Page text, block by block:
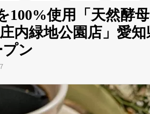
100%使用「天然酵
内緑地公園店」愛知
ン